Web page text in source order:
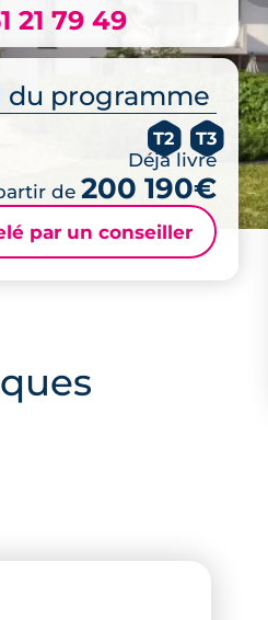
21 79 49
du programme
T2 T3
Déjà livré
de 200 190€
par un conseiller